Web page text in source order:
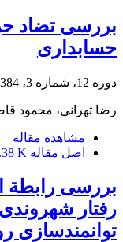
بررسی تضاد
حسابداری
دوره 12، شماره 3، 1384
رضا تهرانی، محمود
مشاهده مقاله
اصل مقاله K
بررسی رابطة
رفتار
توانمندسازی